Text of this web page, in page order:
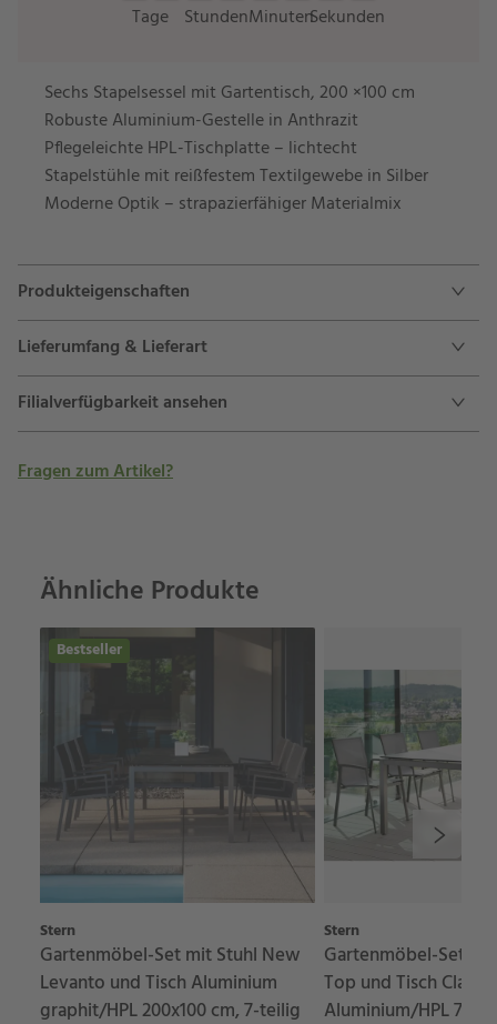
Tage StundenMinutenSekunden
Sechs Stapelsessel mit Gartentisch, 200 ×100 cm
Robuste Aluminium-Gestelle in Anthrazit
Pflegeleichte HPL-Tischplatte – lichtecht
Stapelstühle mit reißfestem Textilgewebe in Silber
Moderne Optik – strapazierfähiger Materialmix
Produkteigenschaften
Lieferumfang & Lieferart
Filialverfügbarkeit ansehen
Fragen zum Artikel?
Ähnliche Produkte
Bestseller
Stern
Gartenmöbel-Set mit Stuhl New
Levanto und Tisch Aluminium
graphit/HPL 200x100 cm, 7-teilig
Stern
Gartenmöbel-Set
Top und Tisch Classic
Aluminium/HPL 7-